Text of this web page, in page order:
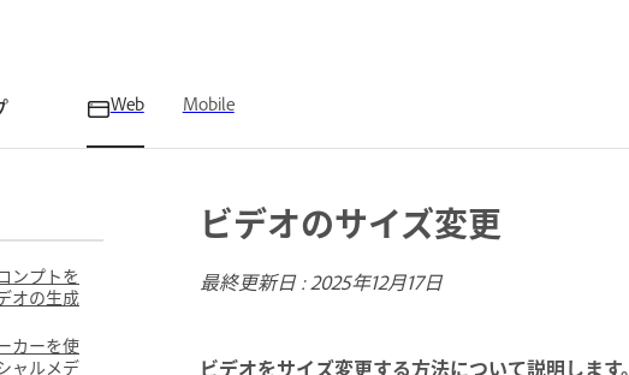
Web Mobile
でのビ
ンプトを
オの生成
カーを使
ャルメデ
ビデオのサイズ変更
最終更新日 :2025年12月17日
ビデオをサイズ変更する方法について説明します。